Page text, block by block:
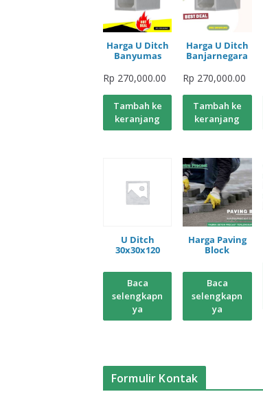
Harga U Ditch
Banyumas
Rp 270,000.00
Tambah ke
keranjang
Harga U Ditch
Banjarnegara
Rp 270,000.00
Tambah ke
keranjang
U Ditch
30x30x120
Baca
selengkapn
ya
Harga Paving
Block
Baca
selengkapn
ya
Formulir Kontak